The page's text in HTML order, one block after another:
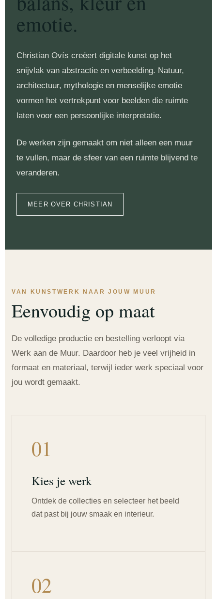
emotie.
Christian Ovís creëert digitale kunst op het
snijvlak van abstractie en verbeelding. Natuur,
architectuur, mythologie en menselijke emotie
vormen het vertrekpunt voor beelden die ruimte
laten voor een persoonlijke interpretatie.
De werken zijn gemaakt om niet alleen een muur
te vullen, maar de sfeer van een ruimte blijvend te
veranderen.
MEER OVER CHRISTIAN
VAN KUNSTWERK NAAR JOUW MUUR
Eenvoudig op maat
De volledige productie en bestelling verloopt via
Werk aan de Muur. Daardoor heb je veel vrijheid in
formaat en materiaal, terwijl ieder werk speciaal voor
jou wordt gemaakt.
01
Kies je werk
Ontdek de collecties en selecteer het beeld
dat past bij jouw smaak en interieur.
02